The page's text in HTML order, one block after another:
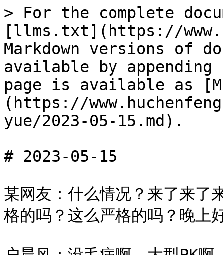
> For the complete
[llms.txt](https://
Markdown versions of
available by
page is available as
(https://
yue/2023-05-15.md).
# 2023-05-15
某网友：什么情况？来了来了
格的吗？这么严格的吗？晚上